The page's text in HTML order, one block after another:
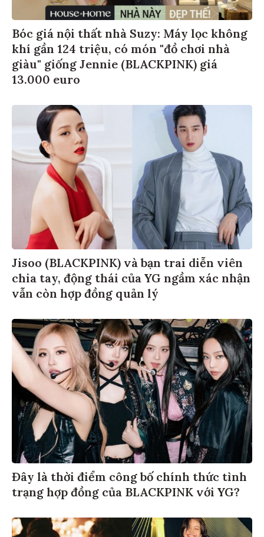
Bóc giá nội thất nhà Suzy: Máy lọc không
khí gần 124 triệu, có món "đồ chơi nhà
giàu" giống Jennie (BLACKPINK) giá
13.000 euro
Jisoo (BLACKPINK) và bạn trai diễn viên
chia tay, động thái của YG ngầm xác nhận
vẫn còn hợp đồng quản lý
Đây là thời điểm công bố chính thức tình
trạng hợp đồng của BLACKPINK với YG?